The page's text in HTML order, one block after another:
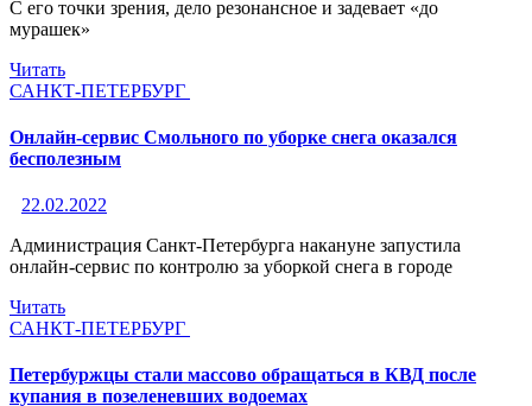
С его точки зрения, дело резонансное и задевает «до
мурашек»
Читать
САНКТ-ПЕТЕРБУРГ
Онлайн-сервис Смольного по уборке снега оказался
бесполезным
22.02.2022
Администрация Санкт-Петербурга накануне запустила
онлайн-сервис по контролю за уборкой снега в городе
Читать
САНКТ-ПЕТЕРБУРГ
Петербуржцы стали массово обращаться в КВД после
купания в позеленевших водоемах